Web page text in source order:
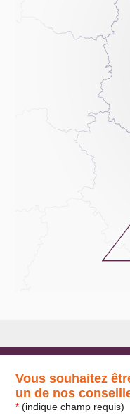
Vous souhaitez
un de nos
* (indique champ requis)